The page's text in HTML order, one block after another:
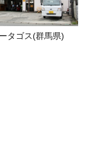
タゴス(群馬県)